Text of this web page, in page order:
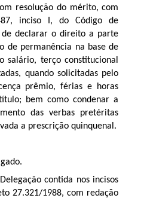
resolução do mérito, com
inciso I, do Código de
de declarar o direito a parte
de permanência na base de
salário, terço constitucional
quando solicitadas pelo
prêmio, férias e horas
bem como condenar a
das verbas pretéritas
a prescrição quinquenal.
contida nos incisos
27.321/1988, com redação